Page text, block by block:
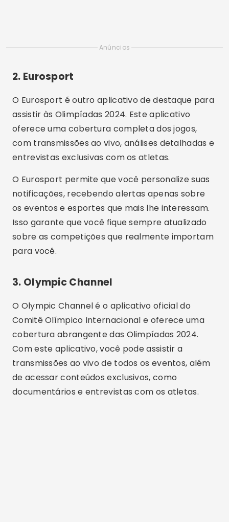
Anúncios
2. Eurosport
O Eurosport é outro aplicativo de destaque para
assistir às Olimpíadas 2024. Este aplicativo
oferece uma cobertura completa dos jogos,
com transmissões ao vivo, análises detalhadas e
entrevistas exclusivas com os atletas.
O Eurosport permite que você personalize suas
notificações, recebendo alertas apenas sobre
os eventos e esportes que mais lhe interessam.
Isso garante que você fique sempre atualizado
sobre as competições que realmente importam
para você.
3. Olympic Channel
O Olympic Channel é o aplicativo oficial do
Comitê Olímpico Internacional e oferece uma
cobertura abrangente das Olimpíadas 2024.
Com este aplicativo, você pode assistir a
transmissões ao vivo de todos os eventos, além
de acessar conteúdos exclusivos, como
documentários e entrevistas com os atletas.